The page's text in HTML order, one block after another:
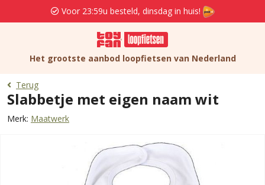
Voor 23:59u besteld, dinsdag in huis!
Het grootste aanbod loopfietsen van Nederland
Terug
Slabbetje met eigen naam wit
Merk: Maatwerk